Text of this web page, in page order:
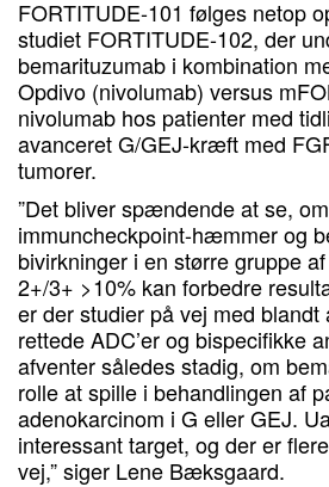
FORTITUDE-101 følges netop
studiet FORTITUDE-102, der
bemarituzumab i kombination
Opdivo (nivolumab) versus
nivolumab hos patienter med
avanceret G/GEJ-kræft med
tumorer.
”Det bliver spændende at se,
immuncheckpoint-hæmmer og
bivirkninger i en større gruppe
2+/3+ >10% kan forbedre
er der studier på vej med blandt
rettede ADC’er og bispecifikke
afventer således stadig, om
rolle at spille i behandlingen af
adenokarcinom i G eller GEJ.
interessant target, og der er
vej,” siger Lene Bæksgaard.